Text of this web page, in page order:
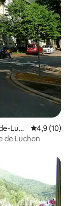
Luch
Évaluation
4,9 (10)
de Luchon